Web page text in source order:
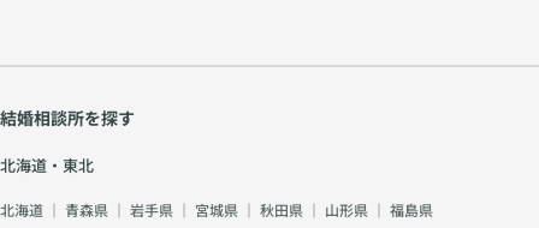
結婚相談所を探す
北海道・東北
北海道 ｜ 青森県 ｜ 岩手県 ｜ 宮城県 ｜ 秋田県 ｜ 山形県 ｜ 福島県